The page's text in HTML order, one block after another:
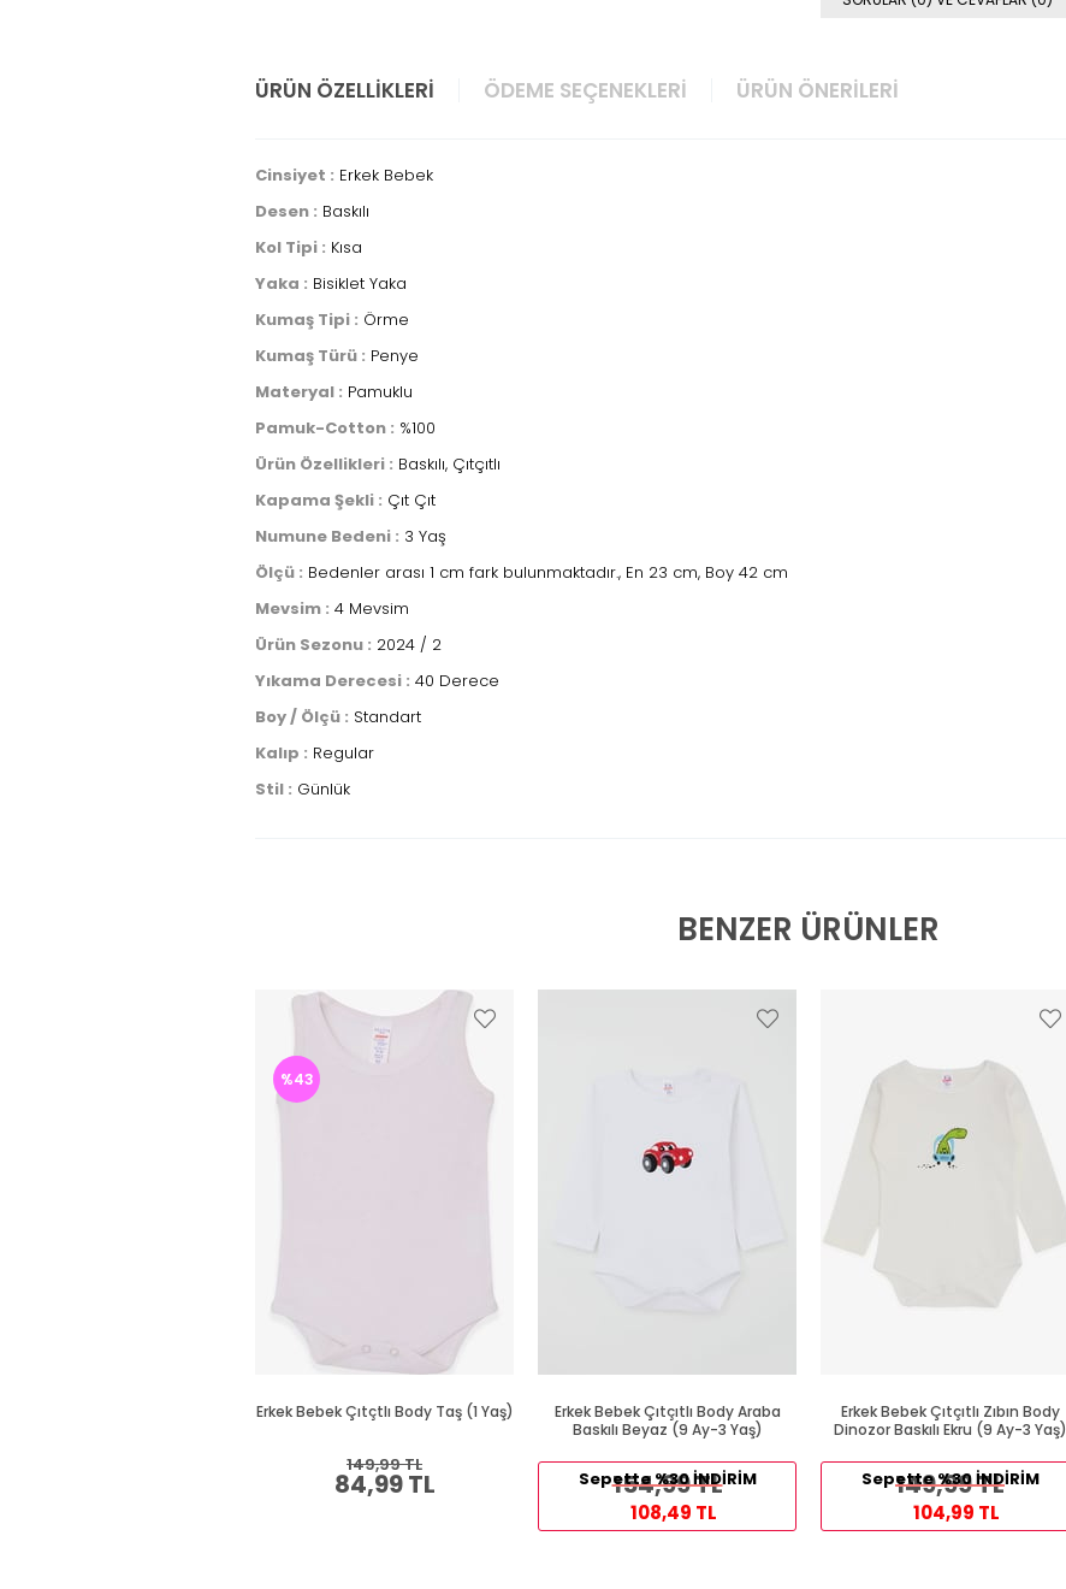
ÜRÜN ÖZELLIKLERI ÖDEME SEÇENEKLERI ÜRÜN ÖNERILERI
Cinsiyet : Erkek Bebek
Desen : Baskılı
Kol Tipi : Kısa
Yaka : Bisiklet Yaka
Kumaş Tipi : Örme
Kumaş Türü : Penye
Materyal : Pamuklu
Pamuk-Cotton : %100
Ürün Özellikleri : Baskılı, Çıtçıtlı
Kapama Şekli : Çıt Çıt
Numune Bedeni : 3 Yaş
Ölçü : Bedenler arası 1 cm fark bulunmaktadır., En 23 cm, Boy 42 cm
Mevsim : 4 Mevsim
Ürün Sezonu : 2024 / 2
Yıkama Derecesi : 40 Derece
Boy / Ölçü : Standart
Kalıp : Regular
Stil : Günlük
BENZER ÜRÜNLER
Erkek Bebek Çıtçtlı Body Taş (1 Yaş)
84,99 TL
149,99 TL
%43
Erkek Bebek Çıtçıtlı Body Araba
Baskılı Beyaz (9 Ay-3 Yaş)
154,99 TL
Sepette %30 İNDİRİM
108,49 TL
Erkek Bebek Çıtçıtlı Zıbın Body
Dinozor Baskılı Ekru (9 Ay-3 Yaş)
149,99 TL
Sepette %30 İNDİRİM
104,99 TL